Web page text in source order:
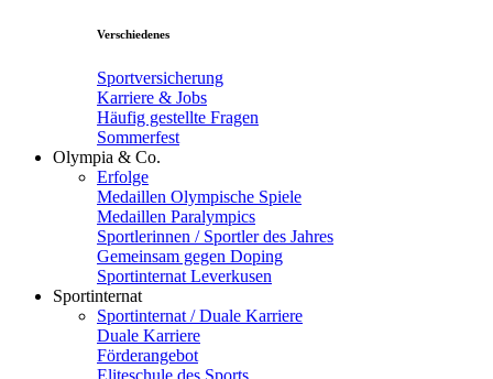
Verschiedenes
Sportversicherung
Karriere & Jobs
Häufig gestellte Fragen
Sommerfest
Olympia & Co.
Erfolge
Medaillen Olympische Spiele
Medaillen Paralympics
Sportlerinnen / Sportler des Jahres
Gemeinsam gegen Doping
Sportinternat Leverkusen
Sportinternat
Sportinternat / Duale Karriere
Duale Karriere
Förderangebot
Eliteschule des Sports